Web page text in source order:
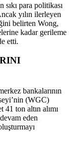
para politikası
yılın ilerleyen
belirten Wong,
kadar gerileme
etti.
bankalarının
(WGC)
ton altın alımı
eden